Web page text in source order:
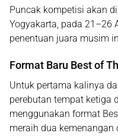
Puncak kompetisi akan
Yogyakarta, pada 21–26
penentuan juara musim
Format Baru Best of
Untuk pertama kalinya
perebutan tempat ketiga
menggunakan format
meraih dua